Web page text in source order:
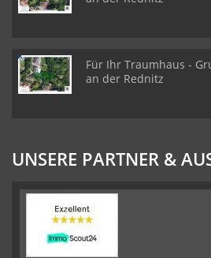
Für Ihr Traumhaus -
an der Rednitz
UNSERE PARTNER &